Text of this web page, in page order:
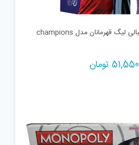
بازی فکری طرح فوتبالی لیگ قهرمانان مدل champions
51,550 تومان